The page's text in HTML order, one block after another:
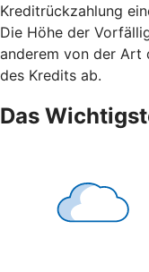
Kreditrückzahlung
Die Höhe der
anderem von der Art
des Kredits ab.
Das